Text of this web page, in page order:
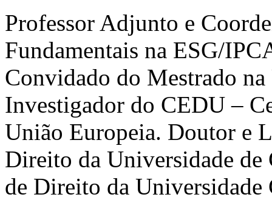
Professor Adjunto e
Fundamentais na ESG/
Convidado do Mestrado
Investigador do CEDU –
União Europeia. Doutor e
Direito da Universidade de
de Direito da Universidade